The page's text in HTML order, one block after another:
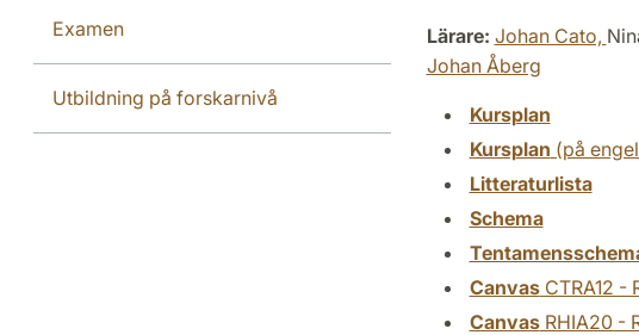
Examen
Utbildning på forskarnivå
Lärare: Johan Cato,
Johan Åberg
Kursplan
Kursplan (på
Litteraturlista
Schema
CanvasCTRA12 -
CanvasRHIA20 -